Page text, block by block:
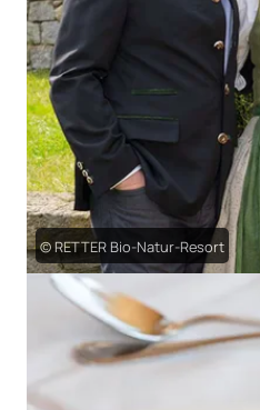
© RETTER Bio-Natur-Resort